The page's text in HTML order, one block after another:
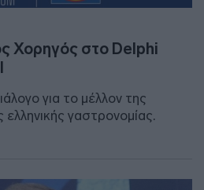
Χορηγός στο Delphi
για το μέλλον της
γαστρονομίας.